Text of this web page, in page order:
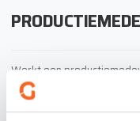
Werkt een
Heeft een